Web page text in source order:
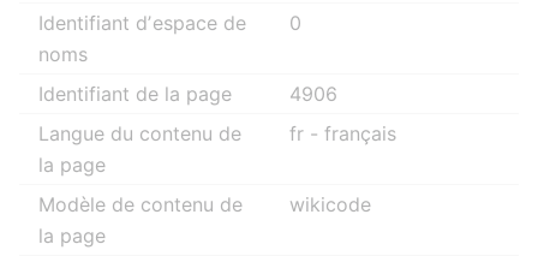
Identifiant dʼespace de
noms
0
Identifiant de la page
4906
Langue du contenu de
la page
fr - français
Modèle de contenu de
la page
wikicode